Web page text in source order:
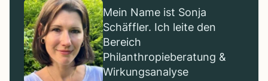
Mein Name ist Sonja
Schäffler. Ich leite den
Bereich
Philanthropieberatung &
Wirkungsanalyse